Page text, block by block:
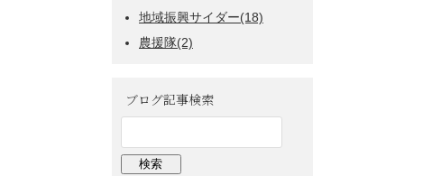
地域振興サイダー(18)
農援隊(2)
ブログ記事検索